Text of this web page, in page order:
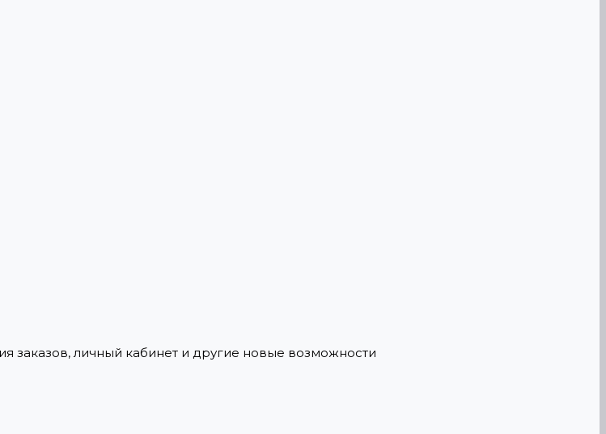
заказов, личный кабинет и другие новые возможности